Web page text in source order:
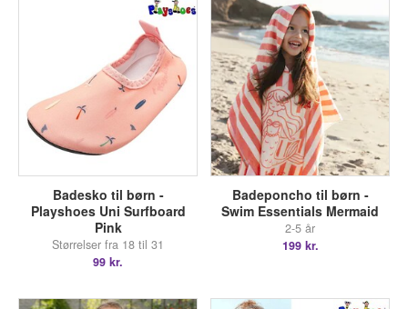
Badesko til børn -
Playshoes Uni Surfboard
Pink
Størrelser fra 18 til 31
99 kr.
Badeponcho til børn -
Swim Essentials Mermaid
2-5 år
199 kr.